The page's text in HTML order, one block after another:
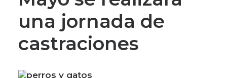
CIUDAD
una jornada de
castraciones